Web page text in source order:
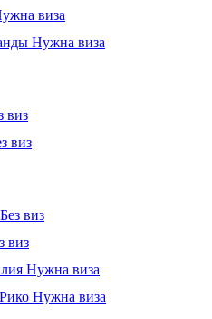
виза
Нужна виза
виз
виз
Без виз
виз
Нужна виза
Нужна виза